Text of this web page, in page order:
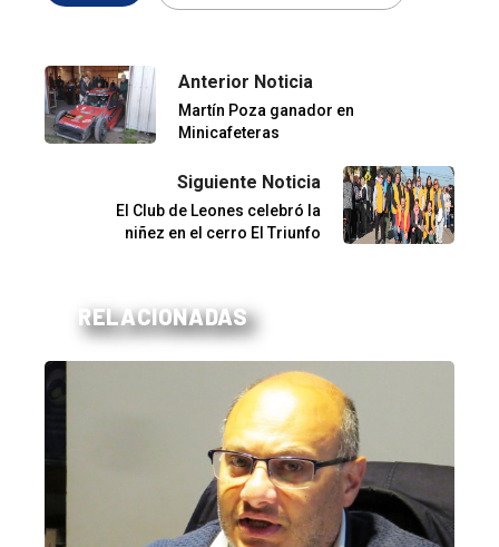
Anterior Noticia
Martín Poza ganador en
Minicafeteras
Siguiente Noticia
El Club de Leones celebró la
niñez en el cerro El Triunfo
RELACIONADAS